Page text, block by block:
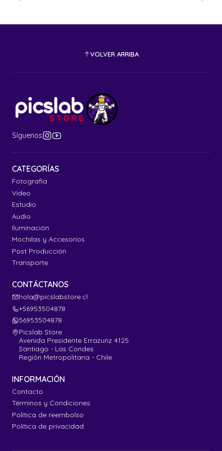
VOLVER ARRIBA
Síguenos
CATEGORÍAS
Fotografía
Video
Estudio
Audio
Iluminación
Mochilas y Accesorios
Post Producción
Transporte
CONTÁCTANOS
hola@picslabstore.cl
+56953504878
56953504878
Picslab Store
Avenida Presidente Errazuriz 4125
Santiago - Las Condes
Región Metropolitana - Chile
INFORMACIÓN
Contacto
Términos y Condiciones
Política de reembolso
Política de privacidad